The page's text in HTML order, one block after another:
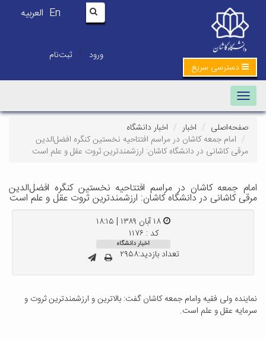
En العربیه
ورود | ثبت‌نام
دسترسی سریع
Toggle navigation
صفحه‌اصلی اخبار
اخبار دانشگاه
امام جمعه کاشان در مراسم افتتاحیه نخستین کنگره افضل‌الدین
مرقی کاشانی در دانشگاه کاشان: ارزشمندترین ثروت عقل و علم است
امام جمعه کاشان در مراسم افتتاحیه نخستین کنگره افضل‌الدین
مرقی کاشانی در دانشگاه کاشان: ارزشمندترین ثروت عقل و علم است
۱۸ آبان ۱۳۸۹ | ۱۸:۱۵
کد : ۱۱۷۶
اخبار دانشگاه
تعداد بازدید:۲۹۵۸
نماینده ولی فقیه وامام جمعه کاشان گفت: بالاترین و ارزشمندترین ثروت و
سرمایه عقل و علم است.